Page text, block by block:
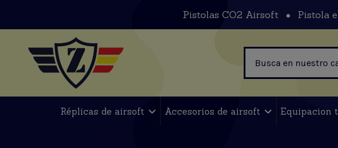
Pistolas CO2 Airsoft Pistola
Réplicas de airsoft Accesorios de airsoft Equipacion